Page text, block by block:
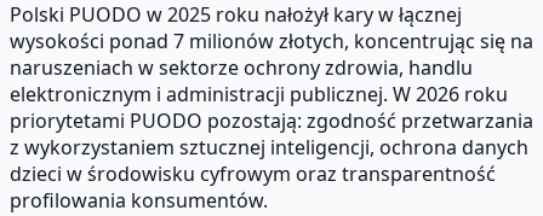
Polski PUODO w 2025 roku nałożył kary w łącznej
wysokości ponad 7 milionów złotych, koncentrując się na
naruszeniach w sektorze ochrony zdrowia, handlu
elektronicznym i administracji publicznej. W 2026 roku
priorytetami PUODO pozostają: zgodność przetwarzania
z wykorzystaniem sztucznej inteligencji, ochrona danych
dzieci w środowisku cyfrowym oraz transparentność
profilowania konsumentów.